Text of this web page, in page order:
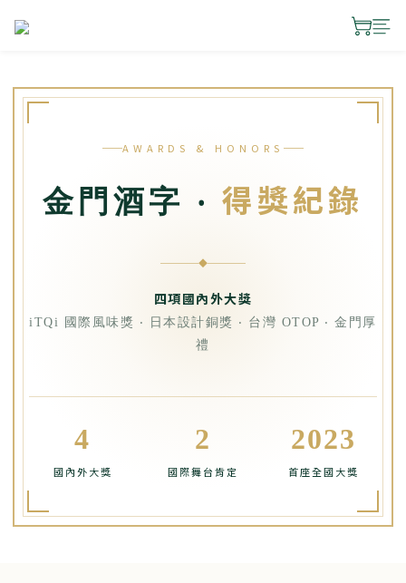
AWARDS & HONORS
金門酒字 ‧ 得獎紀錄
◆
四項國內外大獎
iTQi 國際風味獎 ‧ 日本設計銅獎 ‧ 台灣 OTOP ‧ 金門厚
禮
4
國內外大獎
2
國際舞台肯定
2023
首座全國大獎